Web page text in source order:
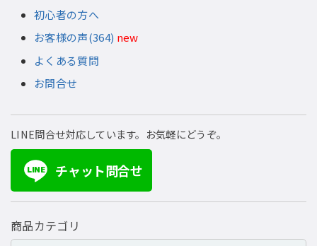
初心者の方へ
お客様の声(364) new
よくある質問
お問合せ
LINE問合せ対応しています。お気軽にどうぞ。
LINE チャット問合せ
商品カテゴリ